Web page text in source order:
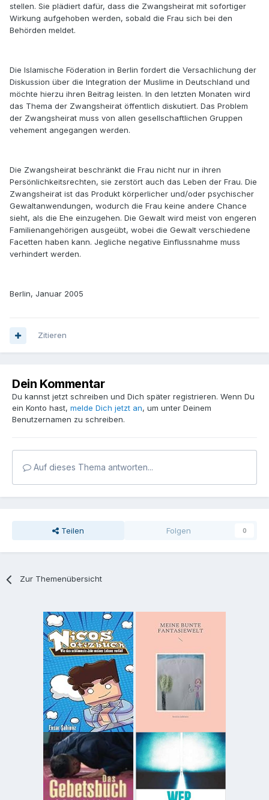
stellen. Sie plädiert dafür, dass die Zwangsheirat mit sofortiger
Wirkung aufgehoben werden, sobald die Frau sich bei den
Behörden meldet.
Die Islamische Föderation in Berlin fordert die Versachlichung der
Diskussion über die Integration der Muslime in Deutschland und
möchte hierzu ihren Beitrag leisten. In den letzten Monaten wird
das Thema der Zwangsheirat öffentlich diskutiert. Das Problem
der Zwangsheirat muss von allen gesellschaftlichen Gruppen
vehement angegangen werden.
Die Zwangsheirat beschränkt die Frau nicht nur in ihren
Persönlichkeitsrechten, sie zerstört auch das Leben der Frau. Die
Zwangsheirat ist das Produkt körperlicher und/oder psychischer
Gewaltanwendungen, wodurch die Frau keine andere Chance
sieht, als die Ehe einzugehen. Die Gewalt wird meist von engeren
Familienangehörigen ausgeübt, wobei die Gewalt verschiedene
Facetten haben kann. Jegliche negative Einflussnahme muss
verhindert werden.
Berlin, Januar 2005
Zitieren
Dein Kommentar
Du kannst jetzt schreiben und Dich später registrieren. Wenn Du
ein Konto hast, melde Dich jetzt an, um unter Deinem
Benutzernamen zu schreiben.
Auf dieses Thema antworten...
Teilen Folgen 0
Zur Themenübersicht